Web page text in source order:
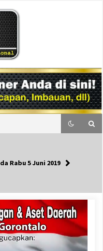
Rabu 5 Juni 2019